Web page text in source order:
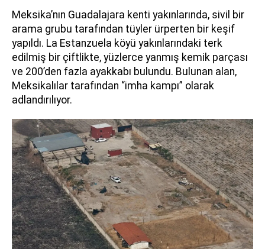
Meksika’nın Guadalajara kenti yakınlarında, sivil bir
arama grubu tarafından tüyler ürperten bir keşif
yapıldı. La Estanzuela köyü yakınlarındaki terk
edilmiş bir çiftlikte, yüzlerce yanmış kemik parçası
ve 200’den fazla ayakkabı bulundu. Bulunan alan,
Meksikalılar tarafından “imha kampı” olarak
adlandırılıyor.